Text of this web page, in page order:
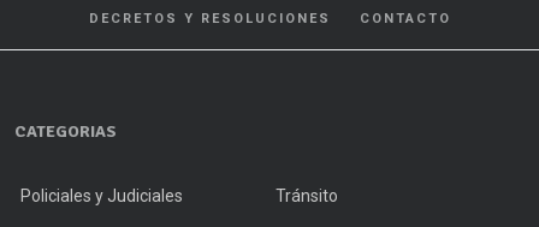
DECRETOS Y RESOLUCIONES
CONTACTO
CATEGORIAS
Policiales y Judiciales Tránsito